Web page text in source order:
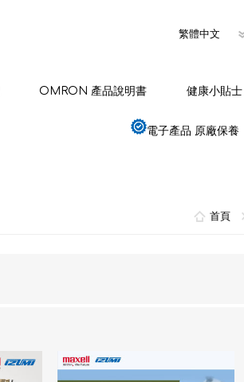
OMRON 產品說明書 健康小貼士
電子產品 原廠保養
首頁